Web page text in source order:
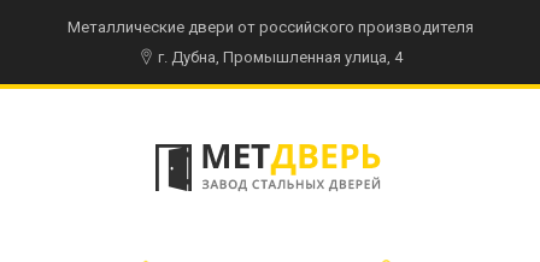
Металлические двери от российского производителя
г. Дубна, Промышленная улица, 4